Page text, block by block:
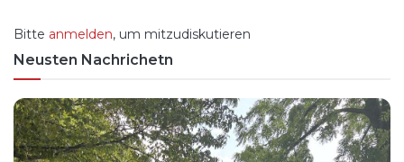
Bitte anmelden, um mitzudiskutieren
Neusten Nachrichetn